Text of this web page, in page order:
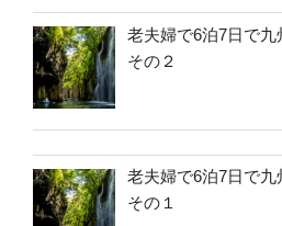
老夫婦で6泊7日で
その２
老夫婦で6泊7日で
その１